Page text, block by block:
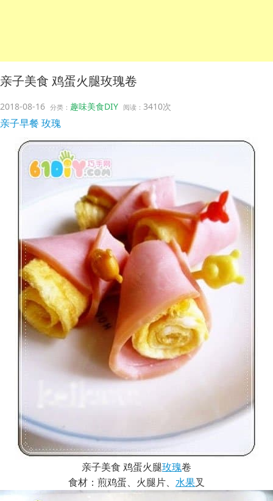
亲子美食 鸡蛋火腿玫瑰卷
2018-08-16 分类： 趣味美食DIY 阅读： 3410次
亲子早餐 玫瑰
亲子美食 鸡蛋火腿玫瑰卷
食材：煎鸡蛋、火腿片、 水果叉